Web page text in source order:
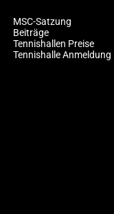
MSC-Satzung
Beiträge
Tennishallen Preise
Tennishalle Anmeldung